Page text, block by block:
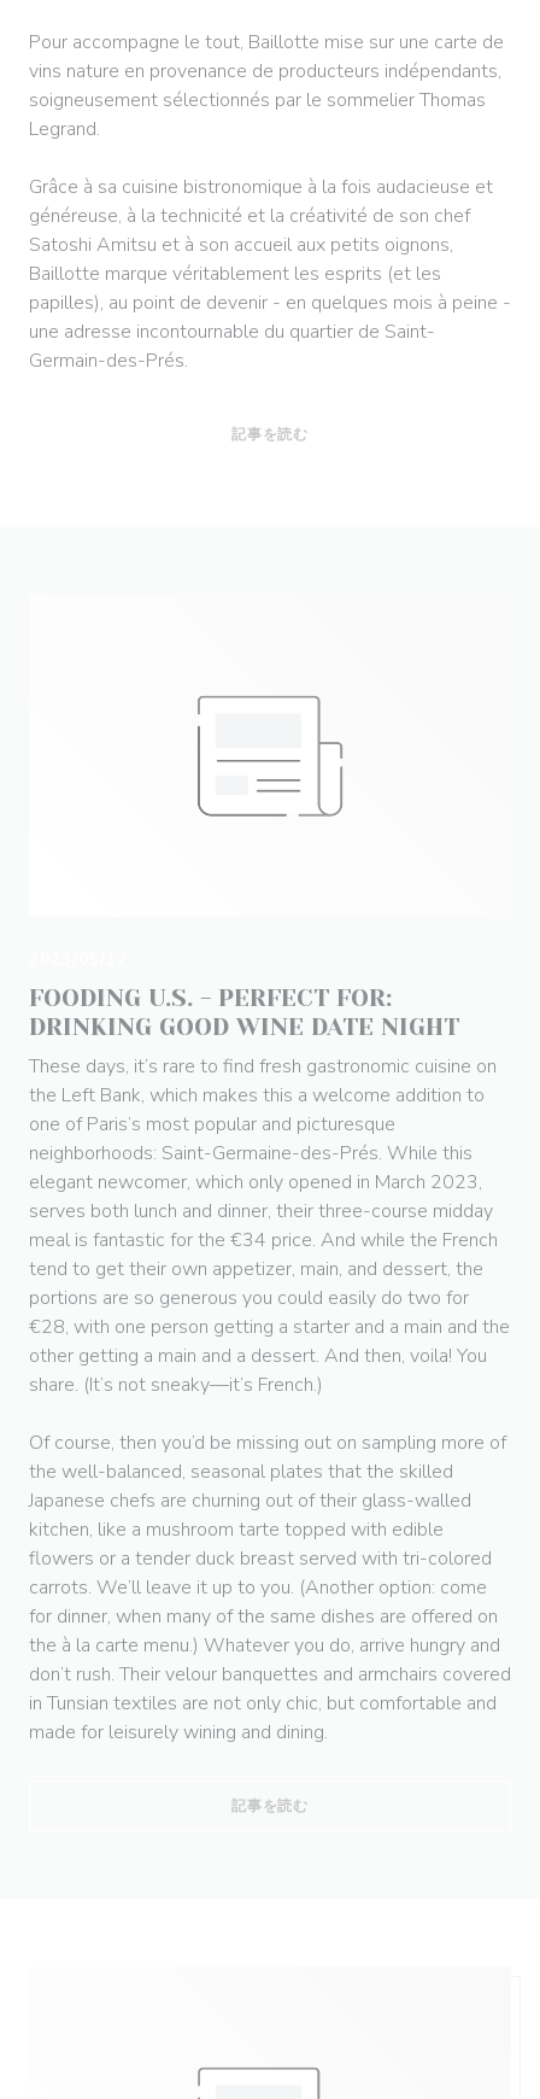
Pour accompagne le tout, Baillotte mise sur une carte de
vins nature en provenance de producteurs indépendants,
soigneusement sélectionnés par le sommelier Thomas
Legrand.
Grâce à sa cuisine bistronomique à la fois audacieuse et
généreuse, à la technicité et la créativité de son chef
Satoshi Amitsu et à son accueil aux petits oignons,
Baillotte marque véritablement les esprits (et les
papilles), au point de devenir - en quelques mois à peine -
une adresse incontournable du quartier de Saint-
Germain-des-Prés.
記事を読む
FOODING U.S. - PERFECT FOR:
DRINKING GOOD WINE DATE NIGHT
These days, it’s rare to find fresh gastronomic cuisine on
the Left Bank, which makes this a welcome addition to
one of Paris’s most popular and picturesque
neighborhoods: Saint-Germaine-des-Prés. While this
elegant newcomer, which only opened in March 2023,
serves both lunch and dinner, their three-course midday
meal is fantastic for the €34 price. And while the French
tend to get their own appetizer, main, and dessert, the
portions are so generous you could easily do two for
€28, with one person getting a starter and a main and the
other getting a main and a dessert. And then, voila! You
share. (It’s not sneaky—it’s French.)
Of course, then you’d be missing out on sampling more of
the well-balanced, seasonal plates that the skilled
Japanese chefs are churning out of their glass-walled
kitchen, like a mushroom tarte topped with edible
flowers or a tender duck breast served with tri-colored
carrots. We’ll leave it up to you. (Another option: come
for dinner, when many of the same dishes are offered on
the à la carte menu.) Whatever you do, arrive hungry and
don’t rush. Their velour banquettes and armchairs covered
in Tunsian textiles are not only chic, but comfortable and
made for leisurely wining and dining.
記事を読む